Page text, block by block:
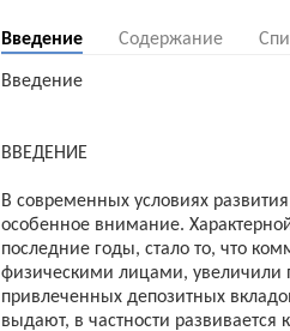
Введение Содержание
Введение
ВВЕДЕНИЕ
В современных условиях
особенное внимание.
последние годы, стало то, что
физическими лицами, увеличили
привлеченных депозитных
выдают, в частности